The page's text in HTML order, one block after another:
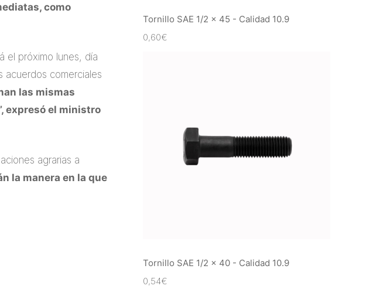
como
el próximo lunes, día
acuerdos comerciales
las mismas
expresó el ministro
agrarias a
la manera en la que
Tornillo SAE 1/2 x 45 - Calidad 10.9
0,60€
Tornillo SAE 1/2 x 40 - Calidad 10.9
0,54€